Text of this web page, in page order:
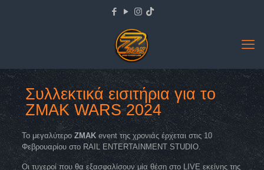
Συλλεκτικά εισιτήρια για το
ZMAK WARS 2024
Το μεγαλύτερο ΖΜΑΚevent της χρονιάς έρχεται στις 10
Φεβρουαρίου στο RAIL ENTERTAINMENT STUDIO.
Οι τυχεροί που θα εξασφαλίσουν μία θέση στο LIVE εκείνης της